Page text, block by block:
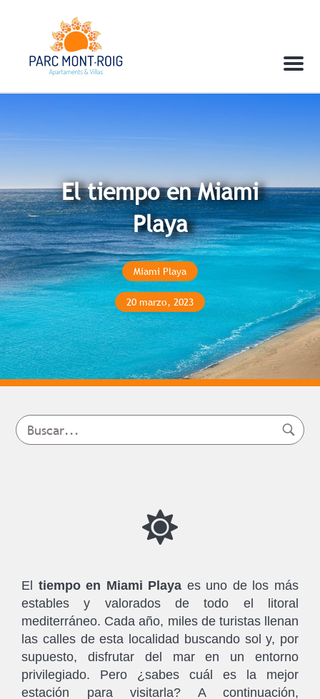
Menu
El tiempo en Miami
Playa
Miami Playa
20 marzo, 2023
El tiempo en Miami Playa es uno de los más
estables y valorados de todo el litoral
mediterráneo. Cada año, miles de turistas llenan
las calles de esta localidad buscando sol y, por
supuesto, disfrutar del mar en un entorno
privilegiado. Pero ¿sabes cuál es la mejor
estación para visitarla? A continuación,